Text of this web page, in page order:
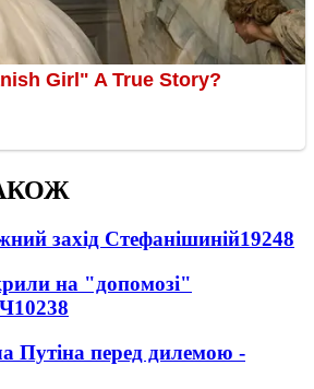
захід Стефанішиній19248
на "допомозі"
10238
Путіна перед дилемою -